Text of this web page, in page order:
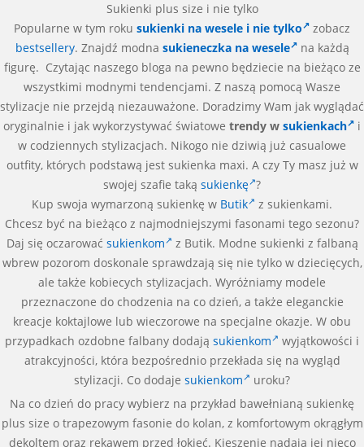
Sukienki plus size i nie tylko
Popularne w tym roku sukienki na wesele i nie tylko
zobacz
bestsellery. Znajdź modna sukieneczka na wesele na każdą
figurę. Czytając naszego bloga na pewno będziecie na bieżąco ze
wszystkimi modnymi tendencjami. Z naszą pomocą Wasze
stylizacje nie przejdą niezauważone. Doradzimy Wam jak wyglądać
oryginalnie i jak wykorzystywać światowe trendy w sukienkach
i
w codziennych stylizacjach. Nikogo nie dziwią już casualowe
outfity, których podstawą jest sukienka maxi. A czy Ty masz już w
swojej szafie taką sukienkę ?
Kup swoja wymarzoną sukienkę w Butik
z sukienkami.
Chcesz być na bieżąco z najmodniejszymi fasonami tego sezonu?
Daj się oczarować sukienkom
z Butik. Modne sukienki z falbaną
wbrew pozorom doskonale sprawdzają się nie tylko w dziecięcych,
ale także kobiecych stylizacjach. Wyróżniamy modele
przeznaczone do chodzenia na co dzień, a także eleganckie
kreacje koktajlowe lub wieczorowe na specjalne okazje. W obu
przypadkach ozdobne falbany dodają sukienkom
wyjątkowości i
atrakcyjności, która bezpośrednio przekłada się na wygląd
stylizacji. Co dodaje sukienkom
uroku?
Na co dzień do pracy wybierz na przykład bawełnianą sukienkę
plus size o trapezowym fasonie do kolan, z komfortowym okrągłym
dekoltem oraz rękawem przed łokieć. Kieszenie nadają jej nieco